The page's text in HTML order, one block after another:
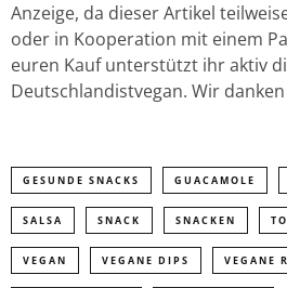
Anzeige, da dieser Artikel
oder in Kooperation mit einem
euren Kauf unterstützt ihr aktiv
Deutschlandistvegan. Wir
GESUNDE SNACKS GUACAMOLE
SALSA SNACK SNACKEN
VEGAN VEGANE DIPS VEGANE